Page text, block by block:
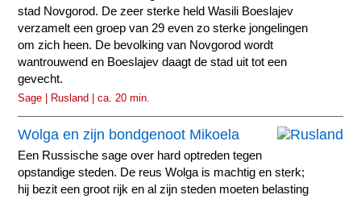
stad Novgorod. De zeer sterke held Wasili Boeslajev
verzamelt een groep van 29 even zo sterke jongelingen
om zich heen. De bevolking van Novgorod wordt
wantrouwend en Boeslajev daagt de stad uit tot een
gevecht.
Sage | Rusland | ca. 20 min.
Wolga en zijn bondgenoot Mikoela
Een Russische sage over hard optreden tegen
opstandige steden. De reus Wolga is machtig en sterk;
hij bezit een groot rijk en al zijn steden moeten belasting